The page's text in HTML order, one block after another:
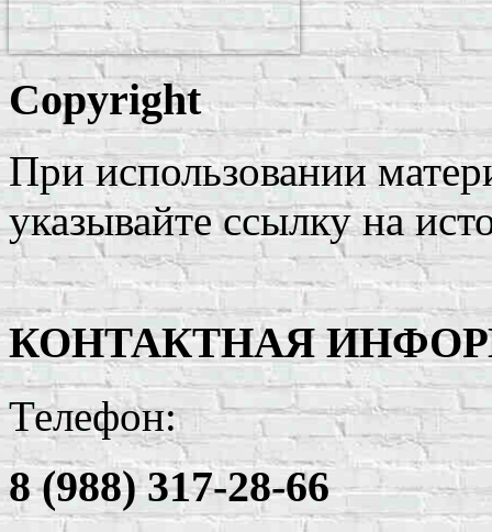
Copyright
При использовании
указывайте ссылку на
КОНТАКТНАЯ
Телефон:
8 (988) 317-28-66